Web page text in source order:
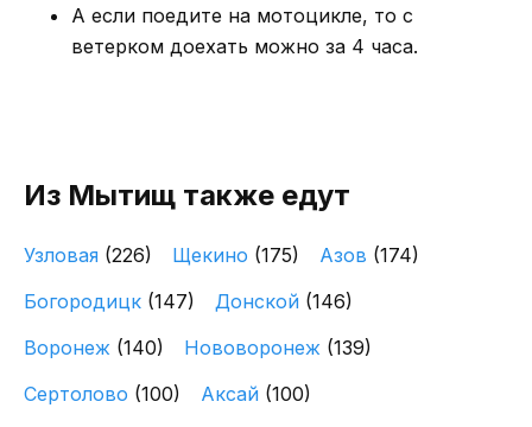
А если поедите на мотоцикле, то с
ветерком доехать можно за 4 часа.
Из Мытищ также едут
Узловая (226) Щекино (175) Азов (174)
Богородицк (147) Донской (146)
Воронеж (140) Нововоронеж (139)
Сертолово (100) Аксай (100)